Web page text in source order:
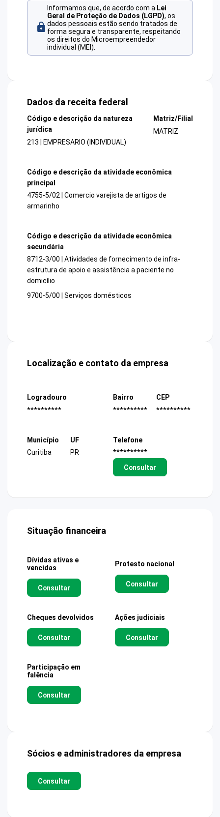
Informamos que, de acordo com a Lei
Geral de Proteção de Dados (LGPD), os
dados pessoais estão sendo tratados de
forma segura e transparente, respeitando
os direitos do Microempreendedor
individual (MEI).
Dados da receita federal
Código e descrição da natureza
jurídica
213 | EMPRESARIO (INDIVIDUAL)
Matriz/Filial
MATRIZ
Código e descrição da atividade econômica
principal
4755-5/02 | Comercio varejista de artigos de
armarinho
Código e descrição da atividade econômica
secundária
8712-3/00 | Atividades de fornecimento de infra-
estrutura de apoio e assistência a paciente no
domicílio
9700-5/00 | Serviços domésticos
Localização e contato da empresa
Logradouro
**********
Bairro
**********
CEP
**********
Município
Curitiba
UF
PR
Telefone
**********
Consultar
Situação financeira
Dívidas ativas e
vencidas
Consultar
Protesto nacional
Consultar
Cheques devolvidos
Consultar
Ações judiciais
Consultar
Participação em
falência
Consultar
Sócios e administradores da empresa
Consultar